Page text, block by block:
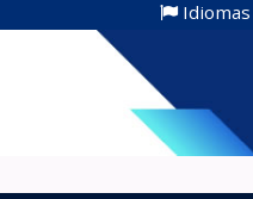
Idiomas